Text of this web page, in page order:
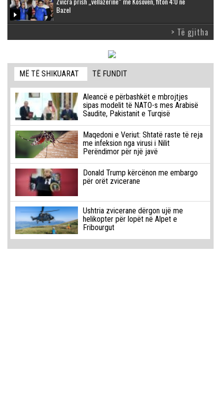
Bazel
> Të gjitha
MË TË SHIKUARAT TË FUNDIT
Aleancë e përbashkët e mbrojtjes
sipas modelit të NATO-s mes Arabisë
Saudite, Pakistanit e Turqisë
Maqedoni e Veriut: Shtatë raste të reja
me infeksion nga virusi i Nilit
Perëndimor për një javë
Donald Trump kërcënon me embargo
për orët zvicerane
Ushtria zvicerane dërgon ujë me
helikopter për lopët në Alpet e
Fribourgut